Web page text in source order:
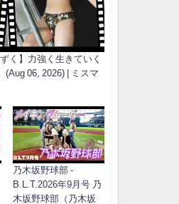
く】力強く生きていく
(Aug 06, 2026) | ミスマ
乃木坂野球部 -
B.L.T.2026年9月号 乃
木坂野球部（乃木坂